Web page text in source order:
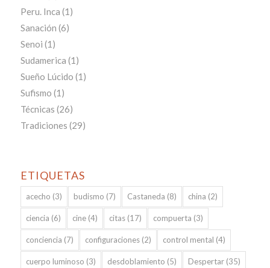
Peru. Inca (1)
Sanación (6)
Senoi (1)
Sudamerica (1)
Sueño Lúcido (1)
Sufismo (1)
Técnicas (26)
Tradiciones (29)
ETIQUETAS
acecho (3) budismo (7) Castaneda (8) china (2)
ciencia (6) cine(4) citas(17) compuerta (3)
conciencia (7) configuraciones(2) control mental (4)
cuerpo luminoso (3) desdoblamiento (5) Despertar(35)